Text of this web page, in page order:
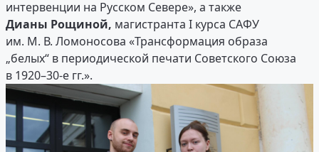
интервенции на Русском Севере», а также
Дианы Рощиной, магистранта I курса САФУ
им. М. В. Ломоносова «Трансформация образа
„белых“ в периодической печати Советского Союза
в 1920–30-е гг.».